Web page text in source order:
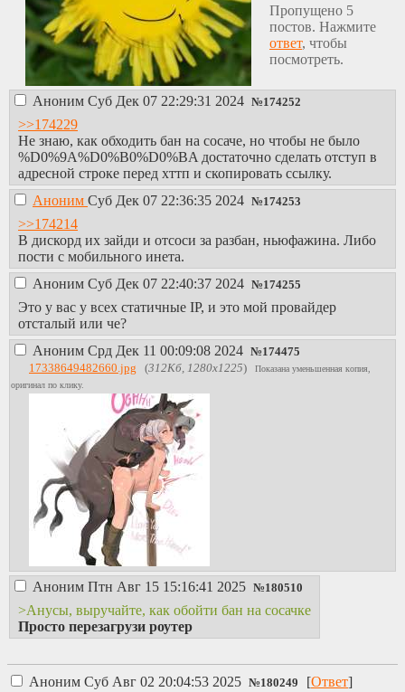
Пропущено 5
постов. Нажмите
ответ, чтобы
посмотреть.
Аноним Суб Дек 07 22:29:31 2024 №174252
>>174229
Не знаю, как обходить бан на сосаче, но чтобы не было
%D0%9A%D0%B0%D0%BA достаточно сделать отступ в
адресной строке перед хттп и скопировать ссылку.
Аноним Суб Дек 07 22:36:35 2024 №174253
>>174214
В дискорд их зайди и отсоси за разбан, ньюфажина. Либо
пости с мобильного инета.
Аноним Суб Дек 07 22:40:37 2024 №174255
Это у вас у всех статичные IP, и это мой провайдер
отсталый или че?
Аноним Срд Дек 11 00:09:08 2024 №174475
17338649482660.jpg (312Кб, 1280x1225)
Показана уменьшенная копия,
оригинал по клику.
Аноним Птн Авг 15 15:16:41 2025 №180510
>Анусы, выручайте, как обойти бан на сосачке
Просто перезагрузи роутер
Аноним Суб Авг 02 20:04:53 2025 №180249 [Ответ]